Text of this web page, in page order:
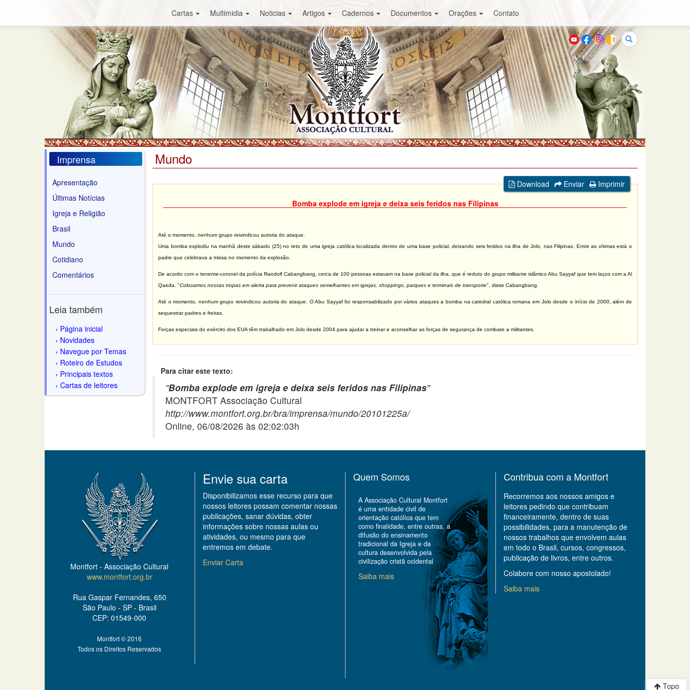
Cartas Multimidia Noticias Artigos Cadernos Documentos Orações Contato
Buscar
Imprensa
Apresentação
Últimas Notícias
Igreja e Religião
Brasil
Mundo
Cotidiano
Comentários
Leia também
Página inicial
Novidades
Navegue por Temas
Roteiro de Estudos
Principais textos
Cartas de leitores
Mundo
Download Enviar
Imprimir
Bomba explode em igreja e deixa seis feridos nas Filipinas
Até o momento, nenhum grupo reivindicou autoria do ataque.
Uma bomba explodiu na manhã deste sábado (25) no teto de uma igreja católica localizada dentro de uma base policial, deixando seis feridos na ilha de Jolo, nas Filipinas. Entre as vítimas está o
padre que celebrava a missa no momento da explosão.
De acordo com o tenente-coronel da polícia Randolf Cabangbang, cerca de 100 pessoas estavam na base policial da ilha, que é reduto do grupo militante islâmico Abu Sayyaf que tem laços com a Al
Qaeda. "Colocamos nossas tropas em alerta para prevenir ataques semelhantes em igrejas, shoppings, parques e terminais de transporte", disse Cabangbang.
Até o momento, nenhum grupo reivindicou autoria do ataque. O Abu Sayyaf foi responsabilizado por vários ataques a bomba na catedral católica romana em Jolo desde o início de 2000, além de
sequestrar padres e freiras.
Forças especiais do exército dos EUA têm trabalhado em Jolo desde 2004 para ajudar a treinar e aconselhar as forças de segurança de combate a militantes.
Para citar este texto:
"Bomba explode em igreja e deixa seis feridos nas Filipinas"
MONTFORT Associação Cultural
http://www.montfort.org.br/bra/imprensa/mundo/20101225a/
Online, 06/08/2026 às 02:02:03h
Topo
Montfort - Associação Cultural
www.montfort.org.br
Rua Gaspar Fernandes, 650
São Paulo - SP - Brasil
CEP: 01549-000
Montfort © 2016
Todos os Direitos Reservados
Envie sua carta
Disponibilizamos esse recurso para que
nossos leitores possam comentar nossas
publicações, sanar dúvidas, obter
informações sobre nossas aulas ou
atividades, ou mesmo para que
entremos em debate.
Enviar Carta
Quem Somos
A Associação Cultural Montfort
é uma entidade civil de
orientação católica que tem
como finalidade, entre outras, a
difusão do ensinamento
tradicional da Igreja e da
cultura desenvolvida pela
civilização cristã ocidental
Saiba mais
Contribua com a Montfort
Recorremos aos nossos amigos e
leitores pedindo que contribuam
financeiramente, dentro de suas
possibilidades, para a manutenção de
nossos trabalhos que envolvem aulas
em todo o Brasil, cursos, congressos,
publicação de livros, entre outros.
Colabore com nosso apostolado!
Saiba mais